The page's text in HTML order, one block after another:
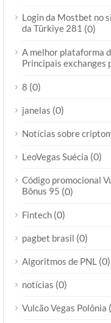
Login da Mostbet no
da Türkiye 281 (0)
A melhor plataforma
Principais exchanges
8 (0)
janelas (0)
Notícias sobre
LeoVegas Suécia (0)
Código promocional
Bônus 95 (0)
Fintech (0)
pagbet brasil (0)
Algoritmos de PNL (0)
notícias (0)
Vulcão Vegas Polônia